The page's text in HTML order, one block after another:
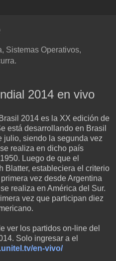
Sistemas Operativos,
2014 en vivo
2014 es la XX edición de
está desarrollando en Brasil
julio, siendo la segunda vez
realiza en dicho país
Luego de que el
Blatter, estableciera el criterio
vez desde Argentina
realiza en América del Sur.
vez que participan diez
ver los partidos on-line del
Solo ingresar a el
en-vivo/